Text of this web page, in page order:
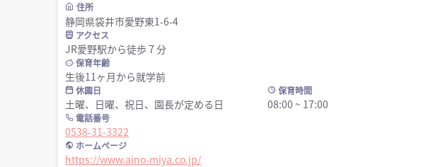
住所
静岡県袋井市愛野東1-6-4
アクセス
JR愛野駅から徒歩７分
保育年齢
生後11ヶ月から就学前
休園日
土曜、日曜、祝日、園長が定める日
保育時間
08:00 ~ 17:00
電話番号
0538-31-3322
ホームページ
https://www.aino-miya.co.jp/